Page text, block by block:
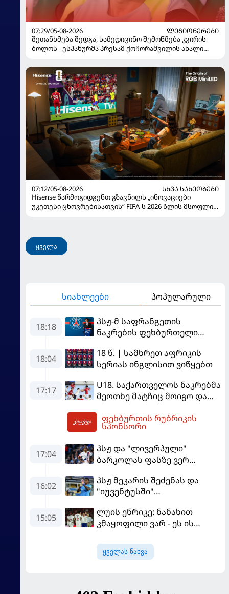
07:29/05-08-2026
ᲚᲔᲒᲘᲝᲜᲔᲠᲔᲑᲘ
შეთანხმება შედგა, სამედიცინო შემოწმება კვირის
ბოლოს - ესპანურმა პრესამ ქოჩორაშვილის ახალი
07:12/05-08-2026
ᲡᲮᲕᲐ ᲡᲐᲮᲔᲝᲑᲔᲑᲘ
Hisense წარმოგიდგენთ გზავნილს „ინოვაციები
უკეთესი ცხოვრებისათვის“ FIFA-ს 2026 წლის მსოფლიო
ყველა
სიახლეები პოპულარული
18:18
პსჟ-მ საფრანგეთის
ნაკრების ფეხბურთელი
18:04
18 წ. | სამხრეთ აფრიკის
სერიას ინგლისით ვიწყებთ
17:17
U18. საქართველოს ნაკრებმა
მეოთხე მატჩიც მოიგო და
გახდა
ფეხბურთის რუბრიკის
სპონსორი
17:04
პსჟ და "ლივერპული"
ბარკოლას ფასზე ვერ
16:02
პსჟ მეკარის შეძენას და
"იუვენტუსში"
15:05
ლუის ენრიკე: ნანახით
კმაყოფილი ვარ - ეს ის
გვინდოდა
ყველას ნახვა